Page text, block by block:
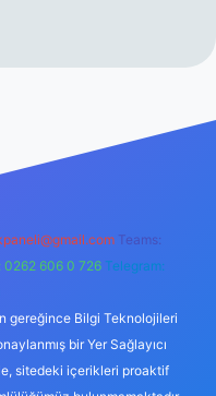
Teams:
0262 606 0 726 Telegram:
gereğince Bilgi Teknolojileri
bir Yer Sağlayıcı
sitedeki içerikleri proaktif